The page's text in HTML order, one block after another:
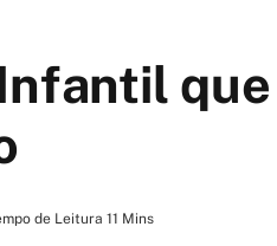
que
de Leitura 11 Mins